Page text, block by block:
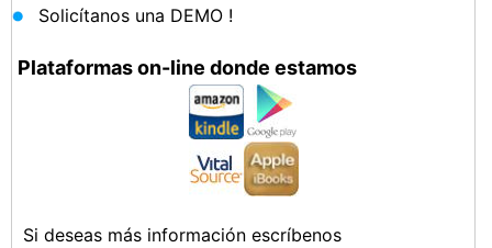
Solicítanos una DEMO !
Plataformas on-line donde estamos
Si deseas más información escríbenos